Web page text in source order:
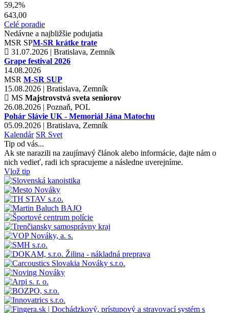
59,2%
643,00
Celé poradie
Nedávne a najbližšie podujatia
MSR SPM-SR krátke trate
31.07.2026 | Bratislava, Zemník
Grape festival 2026
14.08.2026
MSR M-SR SUP
15.08.2026 | Bratislava, Zemník
MS Majstrovstvá sveta seniorov
26.08.2026 | Poznaň, POL
Pohár Slávie UK - Memoriál Jána Matochu
05.09.2026 | Bratislava, Zemník
Kalendár SR Svet
Tip od vás...
Ak ste narazili na zaujímavý článok alebo informácie, dajte nám o
nich vedieť, radi ich spracujeme a následne uverejníme.
Vlož tip